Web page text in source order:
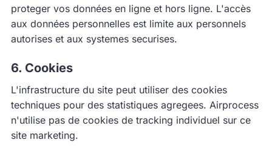
proteger vos données en ligne et hors ligne. L'accès
aux données personnelles est limite aux personnels
autorises et aux systemes securises.
6. Cookies
L'infrastructure du site peut utiliser des cookies
techniques pour des statistiques agregees. Airprocess
n'utilise pas de cookies de tracking individuel sur ce
site marketing.